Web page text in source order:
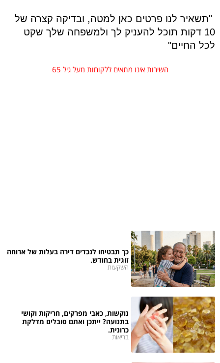
לכל החיים"
השירות אינו מתאים ללקוחות מעל גיל 65
כך תבטיחו לנכדים דירה בעלות של ארוחה
זוגית בחודש.
השקעות
נוקשות, כאבי מפרקים, חריקות וקושי
בתנועה? ייתכן ואתם סובלים מדלקת
כרונית.
בריאות